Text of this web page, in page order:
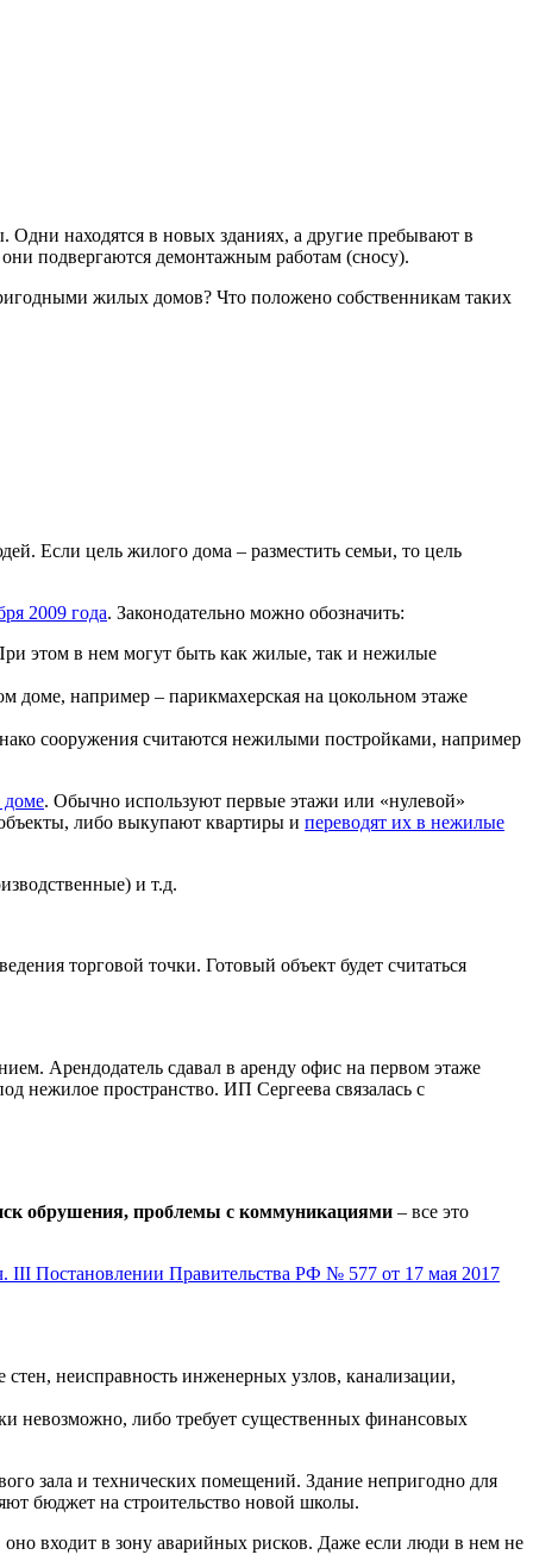
Одни находятся в новых зданиях, а другие пребывают в
подвергаются демонтажным работам (сносу).
жилых домов? Что положено собственникам таких
Если цель жилого дома – разместить семьи, то цель
2009 года. Законодательно можно обозначить:
этом в нем могут быть как жилые, так и нежилые
доме, например – парикмахерская на цокольном этаже
сооружения считаются нежилыми постройками, например
доме. Обычно используют первые этажи или «нулевой»
либо выкупают квартиры и переводят их в нежилые
и т.д.
торговой точки. Готовый объект будет считаться
Арендодатель сдавал в аренду офис на первом этаже
пространство. ИП Сергеева связалась с
обрушения, проблемы с коммуникациями – все это
III Постановлении Правительства РФ № 577 от 17 мая 2017
неисправность инженерных узлов, канализации,
невозможно, либо требует существенных финансовых
зала и технических помещений. Здание непригодно для
бюджет на строительство новой школы.
входит в зону аварийных рисков. Даже если люди в нем не